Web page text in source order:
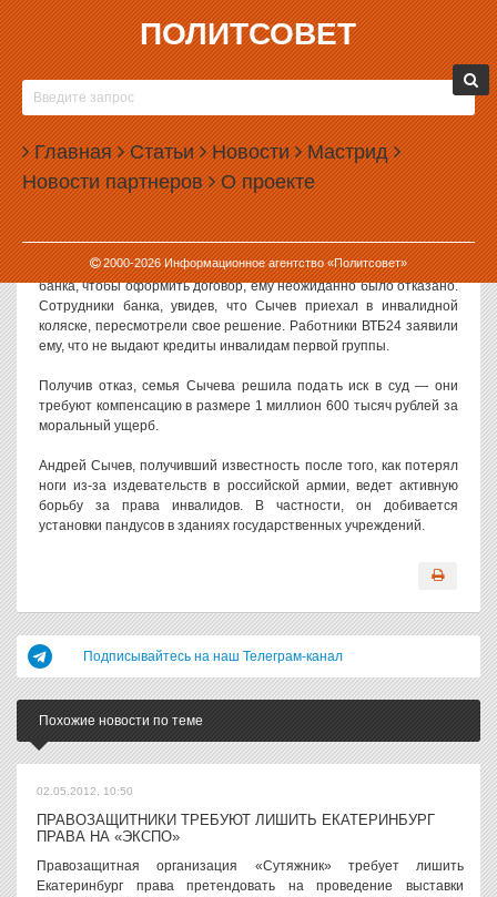
ПОЛИТСОВЕТ
Главная Статьи Новости Мастрид
Новости партнеров О проекте
2000-2026Информационное агентство «Политсовет»
17.05.2012, 09:58
АНДРЕЙ СЫЧЕВ ПОДАЕТ В СУД НА
ЕКАТЕРИНБУРГСКИЙ БАНК
Андрей Сычев, лишившийся ног в российской армии, намерен
подать в суд на екатеринбургское отделение банка ВТБ24,
отказавшее ему в выдаче кредита из-за инвалидности.
Как пишет издание Life News, Сычев подал заявку на кредит и
получил положительный ответ. Однако когда он приехал в офис
банка, чтобы оформить договор, ему неожиданно было отказано.
Сотрудники банка, увидев, что Сычев приехал в инвалидной
коляске, пересмотрели свое решение. Работники ВТБ24 заявили
ему, что не выдают кредиты инвалидам первой группы.
Получив отказ, семья Сычева решила подать иск в суд — они
требуют компенсацию в размере 1 миллион 600 тысяч рублей за
моральный ущерб.
Андрей Сычев, получивший известность после того, как потерял
ноги из-за издевательств в российской армии, ведет активную
борьбу за права инвалидов. В частности, он добивается
установки пандусов в зданиях государственных учреждений.
Подписывайтесь на наш Телеграм-канал
Похожие новости по теме
02.05.2012, 10:50
ПРАВОЗАЩИТНИКИ ТРЕБУЮТ ЛИШИТЬ ЕКАТЕРИНБУРГ
ПРАВА НА «ЭКСПО»
Правозащитная организация «Сутяжник» требует лишить
Екатеринбург права претендовать на проведение выставки